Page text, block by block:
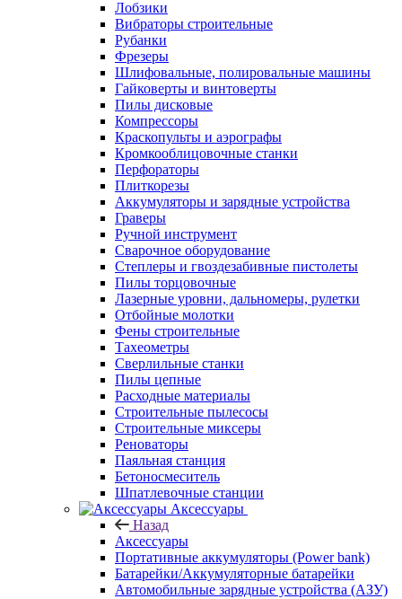
Лобзики
Вибраторы строительные
Рубанки
Фрезеры
Шлифовальные, полировальные машины
Гайковерты и винтоверты
Пилы дисковые
Компрессоры
Краскопульты и аэрографы
Кромкооблицовочные станки
Перфораторы
Плиткорезы
Аккумуляторы и зарядные устройства
Граверы
Ручной инструмент
Сварочное оборудование
Степлеры и гвоздезабивные пистолеты
Пилы торцовочные
Лазерные уровни, дальномеры, рулетки
Отбойные молотки
Фены строительные
Тахеометры
Сверлильные станки
Пилы цепные
Расходные материалы
Строительные пылесосы
Строительные миксеры
Реноваторы
Паяльная станция
Бетоносмеситель
Шпатлевочные станции
Аксессуары
Назад
Аксессуары
Портативные аккумуляторы (Power bank)
Батарейки/Аккумуляторные батарейки
Автомобильные зарядные устройства (АЗУ)